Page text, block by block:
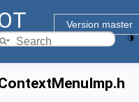
Version master
Guide